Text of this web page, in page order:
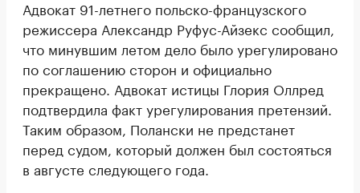
Адвокат 91-летнего польско-французского
режиссера Александр Руфус-Айзекс сообщил,
что минувшим летом дело было урегулировано
по соглашению сторон и официально
прекращено. Адвокат истицы Глория Оллред
подтвердила факт урегулирования претензий.
Таким образом, Полански не предстанет
перед судом, который должен был состояться
в августе следующего года.